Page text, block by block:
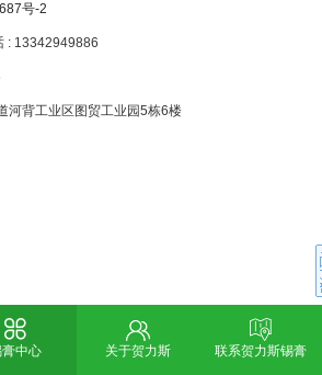
号-2
: 13342949886
河背工业区图贸工业园5栋6楼
中心 关于贺力斯 联系贺力斯锡膏